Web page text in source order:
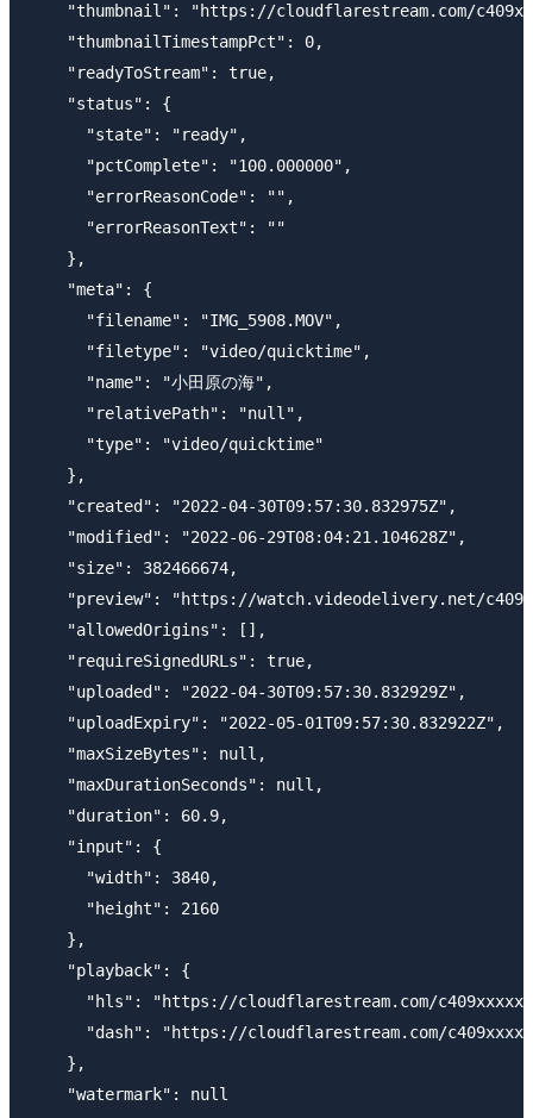
"thumbnail": "https://cloudflarestream.com/
    "thumbnailTimestampPct": 0,
    "readyToStream": true,
    "status": {
      "state": "ready",
      "pctComplete": "100.000000",
      "errorReasonCode": "",
      "errorReasonText": ""
    },
    "meta": {
      "filename": "IMG_5908.MOV",
      "filetype": "video/quicktime",
      "name": "小田原の海",
      "relativePath": "null",
      "type": "video/quicktime"
    },
    "created": "2022-04-30T09:57:30.832975Z",
    "modified": "2022-06-29T08:04:21.104628Z",
    "size": 382466674,
"preview": "https://watch.videodelivery.net/
    "allowedOrigins": [],
    "requireSignedURLs": true,
    "uploaded": "2022-04-30T09:57:30.832929Z",
    "uploadExpiry": "2022-05-01T09:57:30.832922Z",
    "maxSizeBytes": null,
    "maxDurationSeconds": null,
    "duration": 60.9,
    "input": {
      "width": 3840,
      "height": 2160
    },
    "playback": {
"hls": "https://cloudflarestream.com/
"dash": "https://cloudflarestream.com/
    },
    "watermark": null